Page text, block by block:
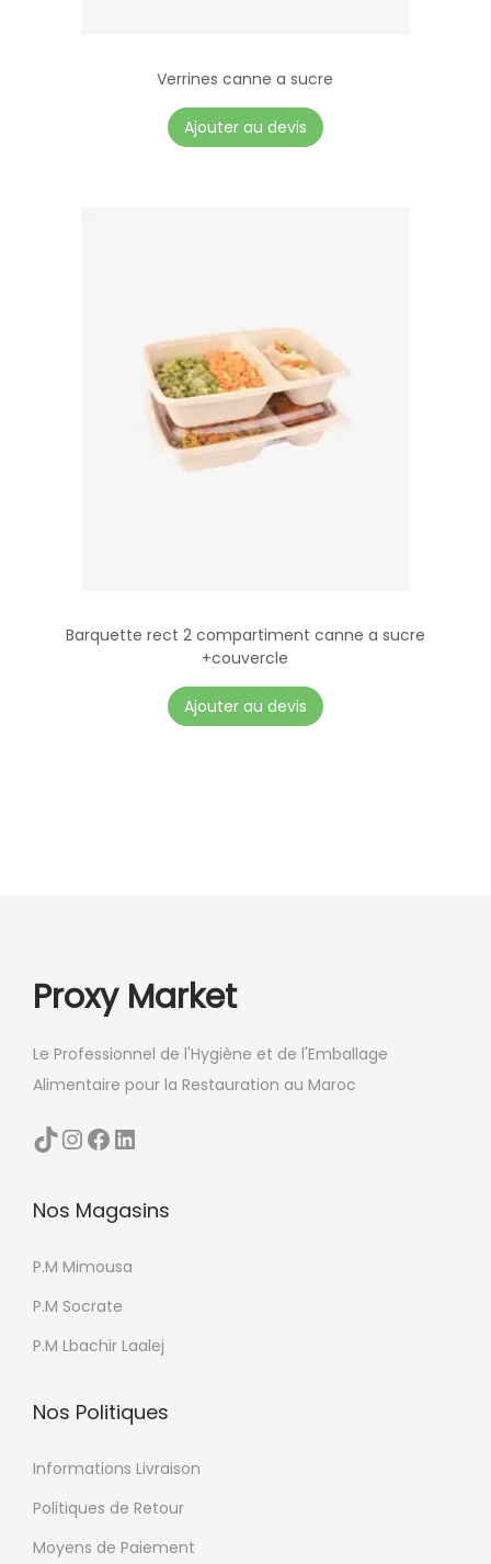
Verrines canne a sucre
Ajouter au devis
Barquette rect 2 compartiment canne a sucre
+couvercle
Ajouter au devis
Proxy Market
Le Professionnel de l'Hygiène et de l'Emballage
Alimentaire pour la Restauration au Maroc
TikTok InstagramFacebook LinkedIn
Nos Magasins
P.M Mimousa
P.M Socrate
P.M Lbachir Laalej
Nos Politiques
Informations Livraison
Politiques de Retour
Moyens de Paiement